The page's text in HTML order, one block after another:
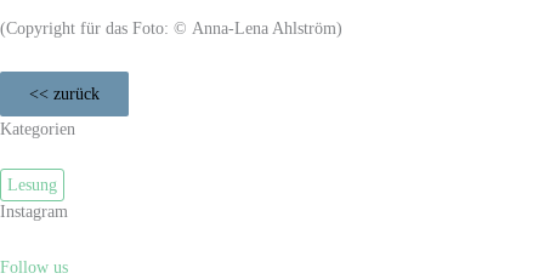
(Copyright für das Foto: © Anna-Lena Ahlström)
<< zurück
Kategorien
Lesung
Instagram
Follow us